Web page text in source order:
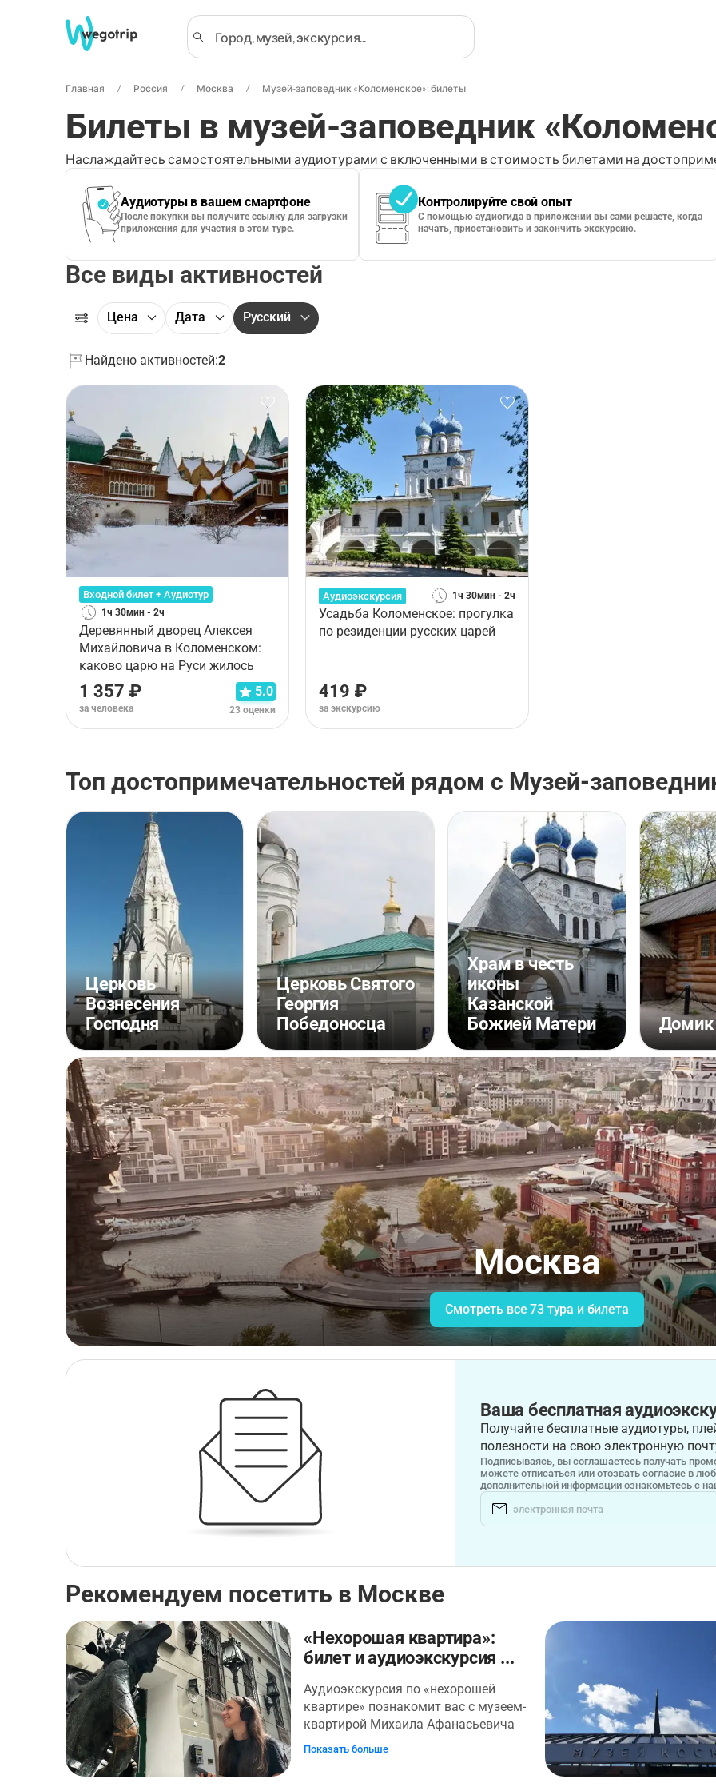
Главная Россия Москва Музей-заповедник «Коломенское»: билеты
Билеты в музей-заповедник
Наслаждайтесь самостоятельными аудиотурами с включенными в стоимость билетами на
Аудиотуры в вашем смартфоне
После покупки вы получите ссылку для загрузки
приложения для участия в этом туре.
Контролируйте свой опыт
С помощью аудиогида в приложении вы сами решаете, когда
начать, приостановить и закончить экскурсию.
Все виды активностей
Цена Дата Русский
Найдено активностей:2
Входной билет + Аудиотур
1ч 30мин - 2ч
Деревянный дворец Алексея
Михайловича в Коломенском:
каково царю на Руси жилось
1 357 ₽
за человека
5.0
23 оценки
Аудиоэкскурсия 1ч 30мин - 2ч
Усадьба Коломенское: прогулка
по резиденции русских царей
419 ₽
за экскурсию
Топ достопримечательностей рядом с Музей-
Церковь
Вознесения
Господня
Церковь Святого
Георгия
Победоносца
Храм в честь
иконы
Казанской
Божией Матери
Домик
Москва
Смотреть все 73 тура и билета
Ваша бесплатная
Получайте бесплатные аудиотуры,
полезности на свою электронную
Подписываясь, вы соглашаетесь получать
можете отписаться или отозвать согласие в
дополнительной информации ознакомьтесь с
Рекомендуем посетить в Москве
«Нехорошая квартира»:
билет и аудиоэкскурсия ...
Аудиоэкскурсия по «нехорошей
квартире» познакомит вас с музеем-
квартирой Михаила Афанасьевича
Булгакова на Большой Садовой, 10.
Показать больше